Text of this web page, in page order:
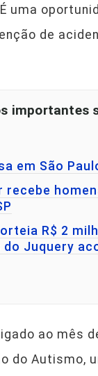
uma
de
importantes
em São
recebe
R$ 2
Juquery
ao mês
do Autismo,